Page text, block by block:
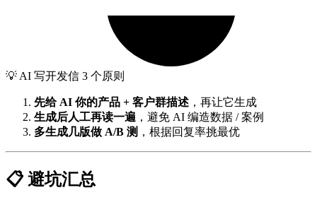
💡 AI 写开发信 3 个原则
先给 AI 你的产品 + 客户群描述 ，再让它生成
生成后人工再读一遍 ，避免 AI 编造数据 / 案例
多生成几版做 A/B 测 ，根据回复率挑最优
📋 避坑汇总